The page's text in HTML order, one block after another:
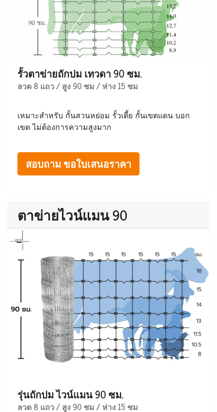
รั้วตาข่ายถักปม เทวดา 90 ซม.
ลวด 8 แถว / สูง 90 ซม / ห่าง 15 ซม
เหมาะสำหรับ กั้นสวนหย่อม รั้วเตี้ย กั้นเขตแดน บอก
เขต ไม่ต้องการความสูงมาก
สอบถาม ขอใบเสนอราคา
ตาข่ายไวน์แมน 90
รุ่นถักปม ไวน์แมน 90 ซม.
ลวด 8 แถว / สูง 90 ซม / ห่าง 15 ซม